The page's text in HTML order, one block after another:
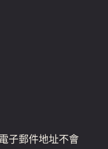
子郵件地址不會